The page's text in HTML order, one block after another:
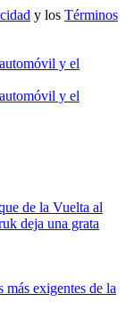
y los Términos
de la Vuelta al
deja una grata
exigentes de la